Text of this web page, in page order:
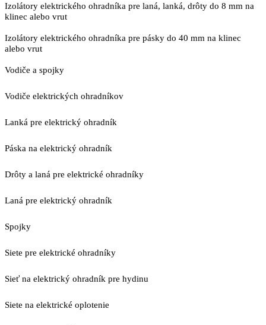
Izolátory elektrického ohradníka pre laná, lanká, drôty do 8 mm na
klinec alebo vrut
Izolátory elektrického ohradníka pre pásky do 40 mm na klinec
alebo vrut
Vodiče a spojky
Vodiče elektrických ohradníkov
Lanká pre elektrický ohradník
Páska na elektrický ohradník
Drôty a laná pre elektrické ohradníky
Laná pre elektrický ohradník
Spojky
Siete pre elektrické ohradníky
Sieť na elektrický ohradník pre hydinu
Siete na elektrické oplotenie